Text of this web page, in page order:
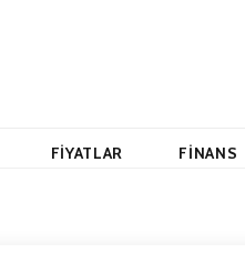
FIYATLAR FINANS